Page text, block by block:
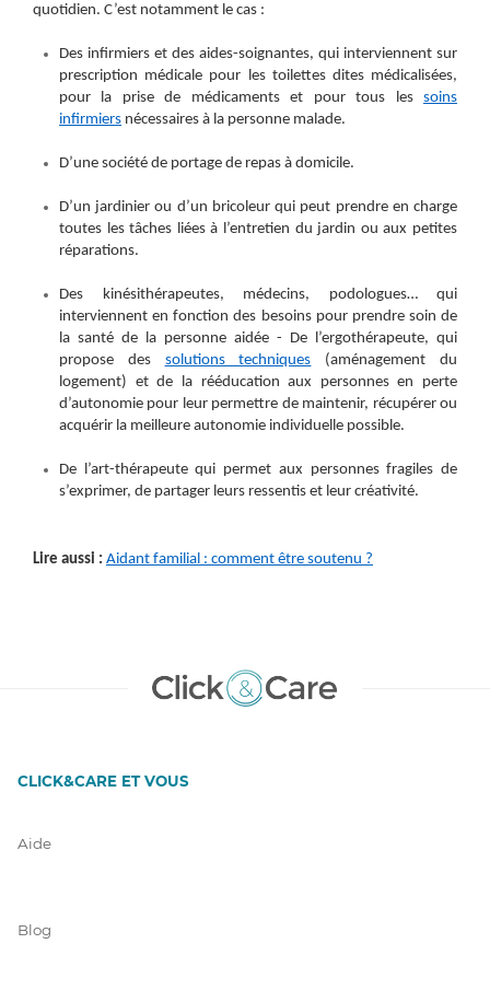
quotidien. C’est notamment le cas :
Des infirmiers et des aides-soignantes, qui interviennent sur
prescription médicale pour les toilettes dites médicalisées,
pour la prise de médicaments et pour tous les soins
infirmiers nécessaires à la personne malade.
D’une société de portage de repas à domicile.
D’un jardinier ou d’un bricoleur qui peut prendre en charge
toutes les tâches liées à l’entretien du jardin ou aux petites
réparations.
Des kinésithérapeutes, médecins, podologues… qui
interviennent en fonction des besoins pour prendre soin de
la santé de la personne aidée - De l’ergothérapeute, qui
propose des solutions techniques (aménagement du
logement) et de la rééducation aux personnes en perte
d’autonomie pour leur permettre de maintenir, récupérer ou
acquérir la meilleure autonomie individuelle possible.
De l’art-thérapeute qui permet aux personnes fragiles de
s’exprimer, de partager leurs ressentis et leur créativité.
Lire aussi : Aidant familial : comment être soutenu ?
CLICK&CARE ET VOUS
Aide
Blog